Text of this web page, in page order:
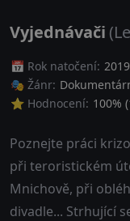
Vyjednávači
📅 Rok natočení: 2019
🎭 Žánr:
⭐ Hodnocení: 100% (
Poznejte práci
při teroristickém
Mnichově, při
divadle... Strhující